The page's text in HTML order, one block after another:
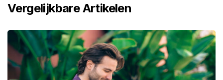
Vergelijkbare Artikelen